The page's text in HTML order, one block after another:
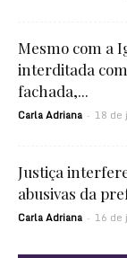
Mesmo com a
interditada
fachada,...
Carla Adriana - 18 de
Justiça
abusivas da
Carla Adriana - 16 de